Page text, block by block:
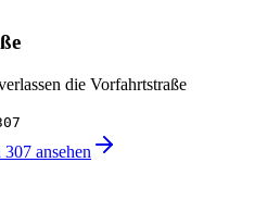
die Vorfahrtstraße
ansehen